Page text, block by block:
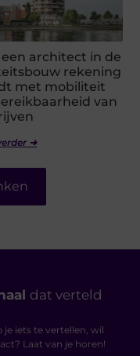
een architect in de
rekening
met mobiliteit
van
➜
dat verteld
je iets te vertellen, wil
Laat van je horen!